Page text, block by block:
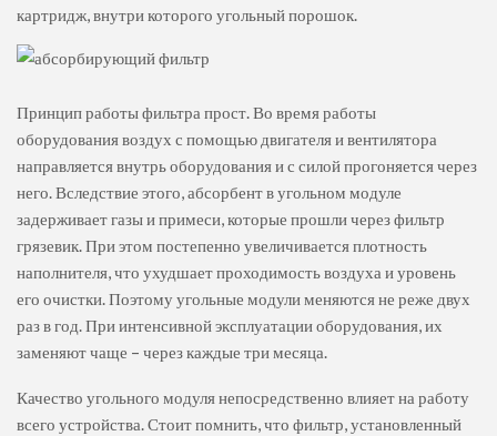
картридж, внутри которого угольный порошок.
Принцип работы фильтра прост. Во время работы
оборудования воздух с помощью двигателя и вентилятора
направляется внутрь оборудования и с силой прогоняется через
него. Вследствие этого, абсорбент в угольном модуле
задерживает газы и примеси, которые прошли через фильтр
грязевик. При этом постепенно увеличивается плотность
наполнителя, что ухудшает проходимость воздуха и уровень
его очистки. Поэтому угольные модули меняются не реже двух
раз в год. При интенсивной эксплуатации оборудования, их
заменяют чаще – через каждые три месяца.
Качество угольного модуля непосредственно влияет на работу
всего устройства. Стоит помнить, что фильтр, установленный